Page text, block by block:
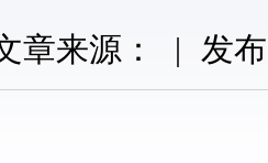
章来源： | 发